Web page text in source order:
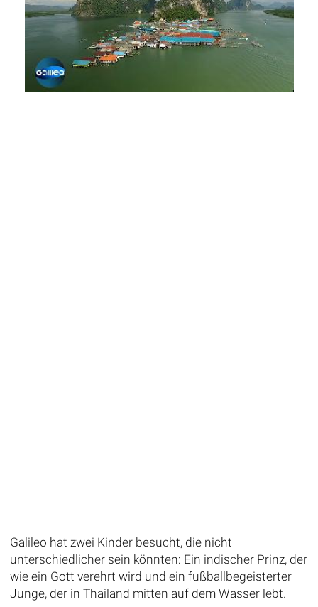
Galileo hat zwei Kinder besucht, die nicht
unterschiedlicher sein könnten: Ein indischer Prinz, der
wie ein Gott verehrt wird und ein fußballbegeisterter
Junge, der in Thailand mitten auf dem Wasser lebt.